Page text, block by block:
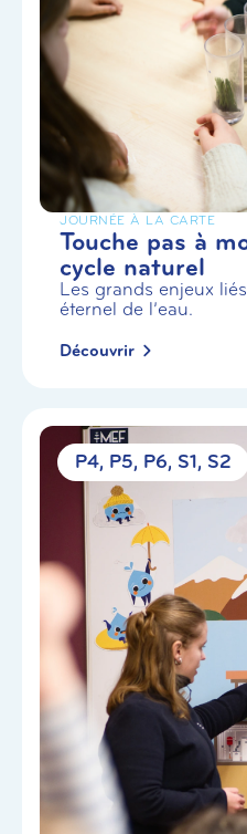
JOURNÉE À LA CARTE
Touche pas à
cycle naturel
Les grands enjeux
éternel de l’eau.
Découvrir
P4 P5 P6 S1 S2